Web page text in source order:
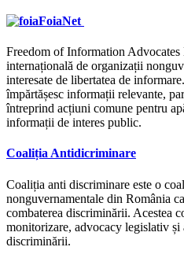
FoiaNet
Freedom of Information
internațională de organizații
interesate de libertatea de
împărtășesc informații relevante,
întreprind acțiuni comune pentru
informații de interes public.
Coaliția Antidicriminare
Coaliția anti discriminare este o
nonguvernamentale din România
combaterea discriminării. Acestea
monitorizare, advocacy legislativ și
discriminării.